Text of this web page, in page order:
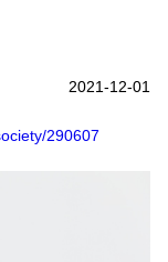
2021-12-01
290607